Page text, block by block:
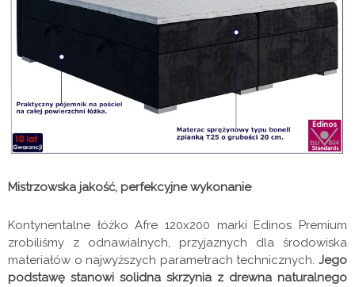
Mistrzowska jakość, perfekcyjne wykonanie
Kontynentalne łóżko Afre 120x200 marki Edinos Premium
zrobiliśmy z odnawialnych, przyjaznych dla środowiska
materiałów o najwyższych parametrach technicznych. Jego
podstawę stanowi solidna skrzynia z drewna naturalnego